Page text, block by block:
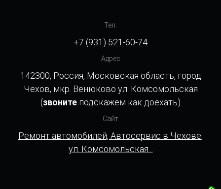
Тел.
+7 (931) 521-60-74
Адрес
142300, Россия, Московская область, город
Чехов, мкр. Венюково ул. Комсомольская
(звоните подскажем как доехать)
Сайт
Ремонт автомобилей, Автосервис в Чехове,
ул. Комсомольская...